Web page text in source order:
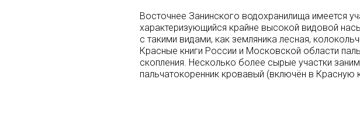
Восточнее Занинского водохранилища имеется
характеризующийся крайне высокой видовой
с такими видами, как земляника лесная,
Красные книги России и Московской области
скопления. Несколько более сырые участки
пальчатокоренник кровавый (включён в Красную